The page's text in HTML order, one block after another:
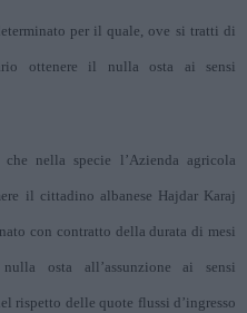
per il quale, ove si tratti di
ottenere il nulla osta ai sensi
nella specie l’Azienda agricola
il cittadino albanese Hajdar Karaj
con contratto della durata di mesi
osta all’assunzione ai sensi
rispetto delle quote flussi d’ingresso